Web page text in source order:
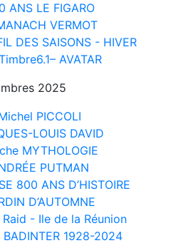
ANS LE FIGARO
VERMOT
DES SAISONS - HIVER
AVATAR
2025
PICCOLI
LOUIS DAVID
MYTHOLOGIE
PUTMAN
800 ANS D’HISTOIRE
D’AUTOMNE
- Ile de la Réunion
BADINTER 1928-2024